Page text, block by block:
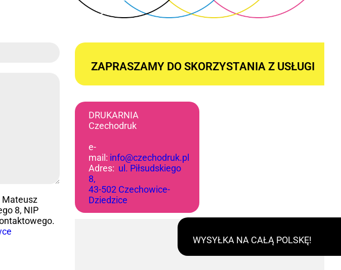
WYSYŁKA NA CAŁĄ POLSKĘ!
Mateusz
8, NIP
ZAPRASZAMY DO SKORZYSTANIA Z USŁUGI
DRUKARNIA
Czechodruk
e-
mail: info@czechodruk.pl
Adres: ul. Piłsudskiego
8,
43-502 Czechowice-
Dziedzice